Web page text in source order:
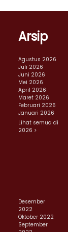
Arsip
Agustus 2026
Juli 2026
Juni 2026
Mei 2026
April 2026
Maret 2026
Februari 2026
Januari 2026
Lihat semua di
2026 >
Desember
2022
Oktober 2022
September